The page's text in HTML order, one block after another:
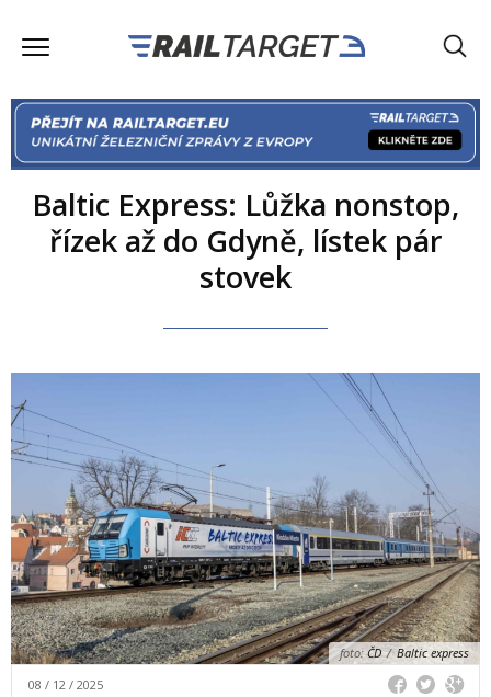
Baltic Express: Lůžka nonstop,
řízek až do Gdyně, lístek pár
stovek
foto:ČD / Baltic express
08 / 12 / 2025